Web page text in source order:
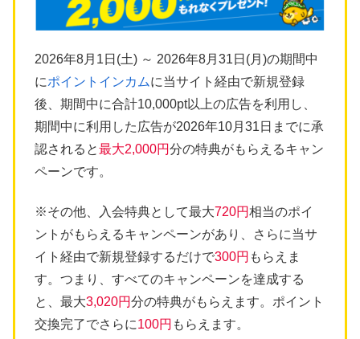
2026年8月1日(土) ～ 2026年8月31日(月)の期間中
にポイントインカムに当サイト経由で新規登録
後、期間中に合計10,000pt以上の広告を利用し、
期間中に利用した広告が2026年10月31日までに承
認されると最大2,000円分の特典がもらえるキャン
ペーンです。
※その他、入会特典として最大720円相当のポイ
ントがもらえるキャンペーンがあり、さらに当サ
イト経由で新規登録するだけで300円 もらえま
す。つまり、すべてのキャンペーンを達成する
と、最大3,020円分の特典がもらえます。ポイント
交換完了でさらに100円 もらえます。